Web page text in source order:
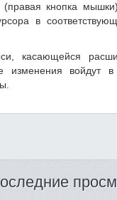
(правая кнопка
в
касающейся
изменения войдут